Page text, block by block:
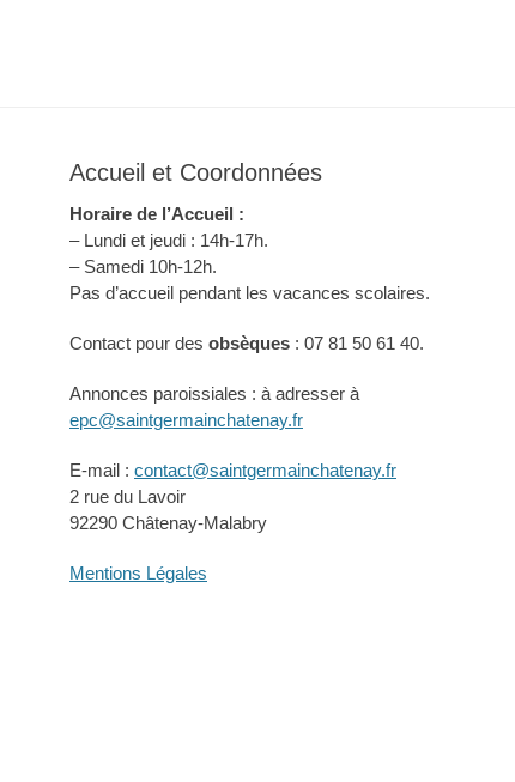
Accueil et Coordonnées
Horaire de l’Accueil :
– Lundi et jeudi : 14h-17h.
– Samedi 10h-12h.
Pas d’accueil pendant les vacances scolaires.
Contact pour des obsèques : 07 81 50 61 40.
Annonces paroissiales : à adresser à
epc@saintgermainchatenay.fr
E-mail : contact@saintgermainchatenay.fr
2 rue du Lavoir
92290 Châtenay-Malabry
Mentions Légales